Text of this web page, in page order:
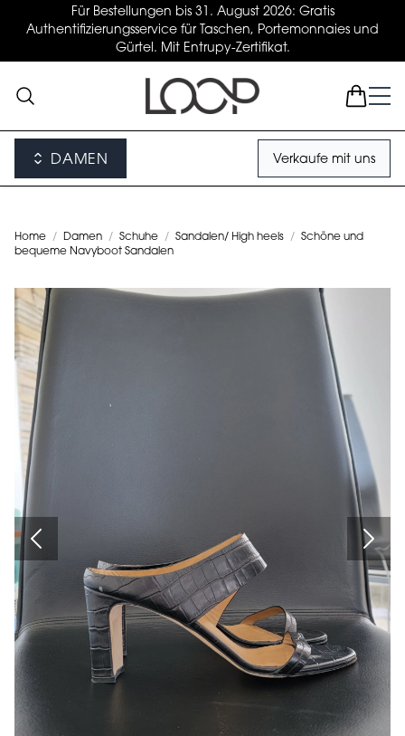
Für Bestellungen bis 31. August 2026: Gratis
Authentifizierungsservice für Taschen, Portemonnaies und
Gürtel. Mit Entrupy-Zertifikat.
DAMEN Verkaufe mit uns
Home / Damen / Schuhe / Sandalen/ High heels / Schöne und
bequeme Navyboot Sandalen